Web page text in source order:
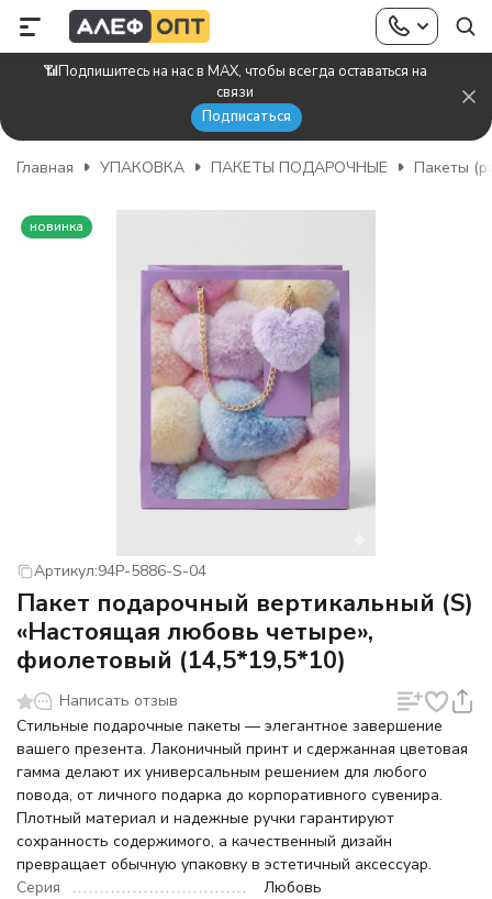
📶Подпишитесь на нас в MAX, чтобы всегда оставаться на
связи
Подписаться
Главная УПАКОВКА ПАКЕТЫ ПОДАРОЧНЫЕ Пакеты
новинка
Артикул:94P-5886-S-04
Пакет подарочный вертикальный (S)
«Настоящая любовь четыре»,
фиолетовый (14,5*19,5*10)
Написать отзыв
Стильные подарочные пакеты — элегантное завершение
вашего презента. Лаконичный принт и сдержанная цветовая
гамма делают их универсальным решением для любого
повода, от личного подарка до корпоративного сувенира.
Плотный материал и надежные ручки гарантируют
сохранность содержимого, а качественный дизайн
превращает обычную упаковку в эстетичный аксессуар.
Серия
Любовь